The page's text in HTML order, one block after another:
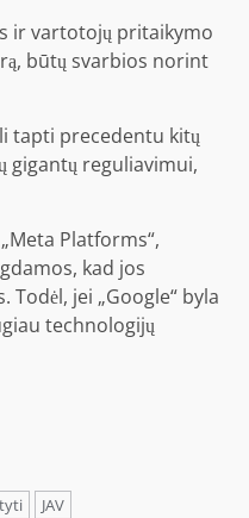
ir vartotojų pritaikymo
būtų svarbios norint
tapti precedentu kitų
gigantų reguliavimui,
Platforms“,
kad jos
jei „Google“ byla
technologijų
JAV